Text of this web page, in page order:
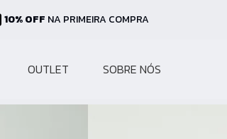
PARCELAS ATÉ 10XNO CARTÃO
OUTLET SOBRE NÓS